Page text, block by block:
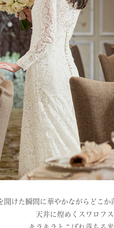
開けた瞬間に華やかながらどこ
天井に煌めくスワロフ